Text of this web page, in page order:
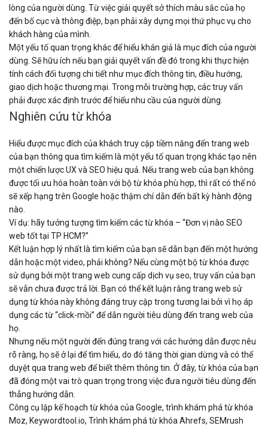
lòng của người dùng. Từ việc giải quyết sở thích màu sắc của họ
đến bố cục và thông điệp, bạn phải xây dựng mọi thứ phục vụ cho
khách hàng của mình.
Một yếu tố quan trọng khác để hiểu khán giả là mục đích của người
dùng. Sẽ hữu ích nếu bạn giải quyết vấn đề đó trong khi thực hiện
tính cách đối tượng chi tiết như mục đích thông tin, điều hướng,
giao dịch hoặc thương mại. Trong mỗi trường hợp, các truy vấn
phải được xác định trước để hiểu nhu cầu của người dùng.
Nghiên cứu từ khóa
Hiểu được mục đích của khách truy cập tiềm năng đến trang web
của bạn thông qua tìm kiếm là một yếu tố quan trọng khác tạo nên
một chiến lược UX và SEO hiệu quả. Nếu trang web của bạn không
được tối ưu hóa hoàn toàn với bộ từ khóa phù hợp, thì rất có thể nó
sẽ xếp hạng trên Google hoặc thậm chí dẫn đến bất kỳ hành động
nào.
Ví dụ: hãy tưởng tượng tìm kiếm các từ khóa – “Đơn vị nào SEO
web tốt tại TP HCM?”
Kết luận hợp lý nhất là tìm kiếm của bạn sẽ dẫn bạn đến một hướng
dẫn hoặc một video, phải không? Nếu cùng một bộ từ khóa được
sử dụng bởi một trang web cung cấp dịch vụ seo, truy vấn của bạn
sẽ vẫn chưa được trả lời. Bạn có thể kết luận rằng trang web sử
dụng từ khóa này không đáng truy cập trong tương lai bởi vì họ áp
dụng các từ “click-mồi” để dẫn người tiêu dùng đến trang web của
họ.
Nhưng nếu một người đến đúng trang với các hướng dẫn được nêu
rõ ràng, họ sẽ ở lại để tìm hiểu, do đó tăng thời gian dừng và có thể
duyệt qua trang web để biết thêm thông tin. Ở đây, từ khóa của bạn
đã đóng một vai trò quan trọng trong việc đưa người tiêu dùng đến
thẳng hướng dẫn.
Công cụ lập kế hoạch từ khóa của Google, trình khám phá từ khóa
Moz, Keywordtool.io, Trình khám phá từ khóa Ahrefs, SEMrush